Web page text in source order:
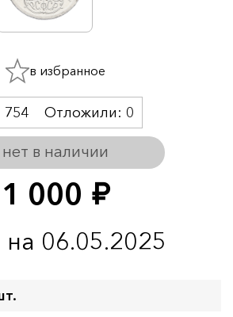
1 000 руб.
на 06.05.2025
нет в наличии
754 Отложили: 0
в избранное